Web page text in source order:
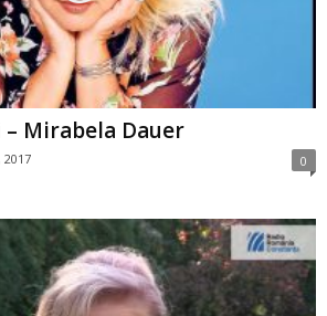
Mirabela Dauer
2017 0